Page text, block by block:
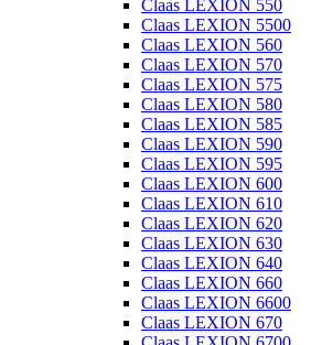
Claas LEXION 550
Claas LEXION 5500
Claas LEXION 560
Claas LEXION 570
Claas LEXION 575
Claas LEXION 580
Claas LEXION 585
Claas LEXION 590
Claas LEXION 595
Claas LEXION 600
Claas LEXION 610
Claas LEXION 620
Claas LEXION 630
Claas LEXION 640
Claas LEXION 660
Claas LEXION 6600
Claas LEXION 670